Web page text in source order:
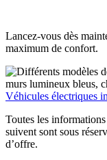
Lancez-vous dès
maximum de confort.
Véhicules électriques
Toutes les
suivent sont sous
d’offre.